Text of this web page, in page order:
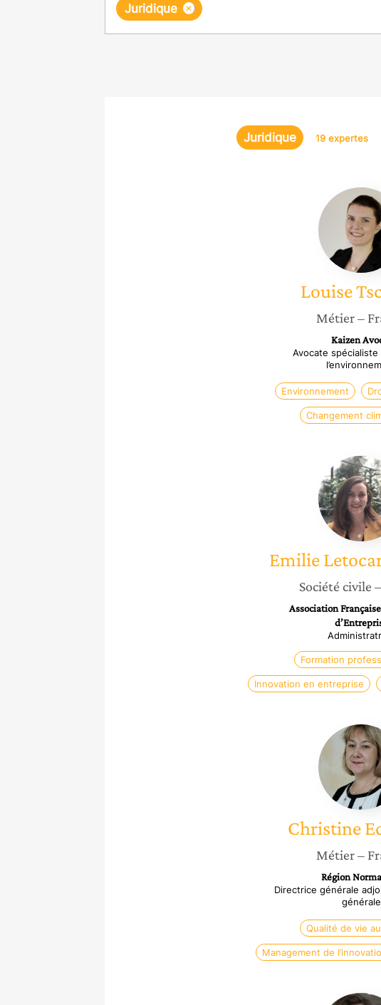
×
Juridique
Juridique 19 expertes
Louise
Métier–
Kaizen
Avocate
Environnement
Changement
Emilie
Société civile
Association
Formation
Innovation en entreprise
Christine
Métier–
Région
Directrice générale
générale
Qualité de vie
Management de